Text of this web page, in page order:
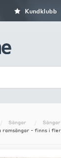
Kundklubb
Sängar
ramsängar - finns i